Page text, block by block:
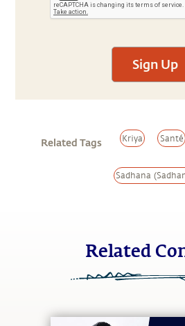
Sign Up
Related Tags Kriya Santé
Sadhana
Related